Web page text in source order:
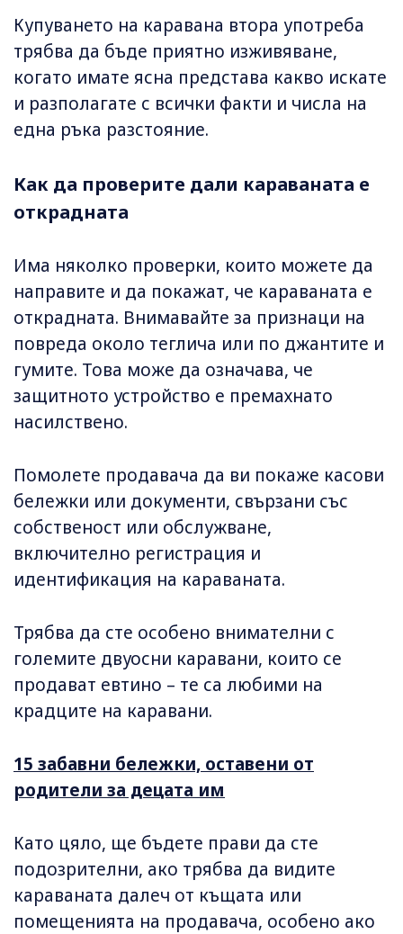
Купуването на каравана втора употреба
трябва да бъде приятно изживяване,
когато имате ясна представа какво искате
и разполагате с всички факти и числа на
една ръка разстояние.
Как да проверите дали караваната е
открадната
Има няколко проверки, които можете да
направите и да покажат, че караваната е
открадната. Внимавайте за признаци на
повреда около теглича или по джантите и
гумите. Това може да означава, че
защитното устройство е премахнато
насилствено.
Помолете продавача да ви покаже касови
бележки или документи, свързани със
собственост или обслужване,
включително регистрация и
идентификация на караваната.
Трябва да сте особено внимателни с
големите двуосни каравани, които се
продават евтино – те са любими на
крадците на каравани.
15 забавни бележки, оставени от
родители за децата им
Като цяло, ще бъдете прави да сте
подозрителни, ако трябва да видите
караваната далеч от къщата или
помещенията на продавача, особено ако